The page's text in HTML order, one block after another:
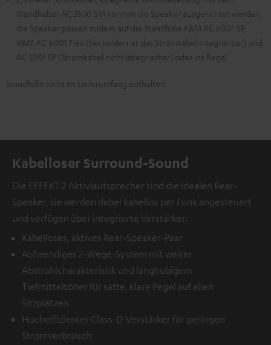
Wandhalter AC 3500 SM können die Speaker ausgerichtet werden,
die Speaker passen zudem auf die Standfüße K&M AC 6001 SP,
K&M AC 6001 Flex (bei beiden ist das Stromkabel integrierbar) und
AC 1001 SP (Stromkabel nicht integrierbar) oder ins Regal
Standfüße nicht im Lieferumfang enthalten
Kabelloser Surround-Sound
Die EFFEKT 2 Aktivlautsprecher sind die idealen Rear-
Speaker, sie werden dabei kabellos per Funk angesteuert
und verfügen über integrierte Verstärker.
Kabelloses, aktives Rear-Speaker-Paar
Aufwendiges 2-Wege-System mit weiter
Abstrahlcharakteristik und langhubigem
Tiefmitteltöner für satte, klare Pegel auf allen
Sitzplätzen
Hocheffizienter Class-D-Verstärker für geringen
Stromverbrauch